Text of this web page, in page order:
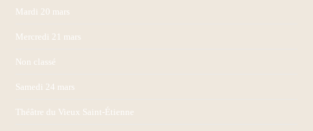
Mardi 20 mars
Mercredi 21 mars
Non classé
Samedi 24 mars
Théâtre du Vieux Saint-Étienne